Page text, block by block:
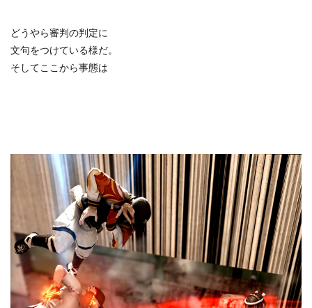
どうやら審判の判定に
文句をつけている様だ。
そしてここから事態は